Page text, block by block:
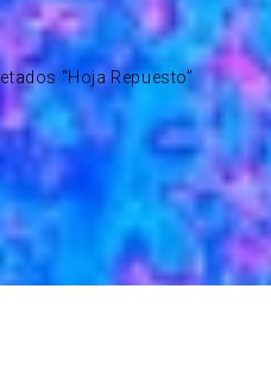
“Hoja Repuesto”